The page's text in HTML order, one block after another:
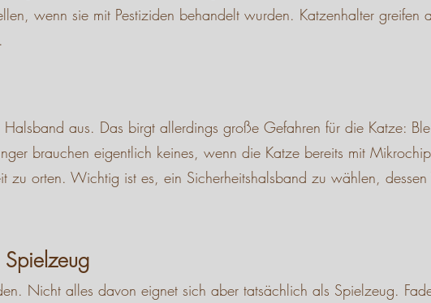
wenn sie mit Pestiziden behandelt wurden. Katzenhalter
aus. Das birgt allerdings große Gefahren für die Katze:
brauchen eigentlich keines, wenn die Katze bereits mit
zu orten. Wichtig ist es, ein Sicherheitshalsband zu wählen,
Nicht alles davon eignet sich aber tatsächlich als Spielzeug.